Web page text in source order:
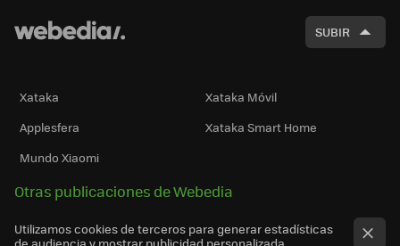
SUBIR
Xataka
Xataka Móvil
Applesfera
Xataka Smart Home
Mundo Xiaomi
Otras publicaciones de Webedia
Utilizamos cookies de terceros para generar estadísticas